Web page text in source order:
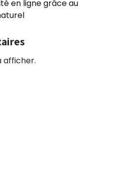
en ligne grâce au
afficher.